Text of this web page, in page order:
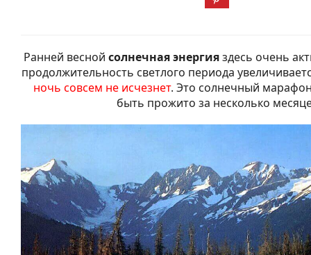
Ранней весной солнечная энергияздесь очень
продолжительность светлого периода
ночь совсем не исчезнет. Это солнечный
быть прожито за несколько